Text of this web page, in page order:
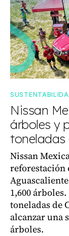
Nissan
árboles y
toneladas
Nissan
reforestación
1,600
toneladas de
alcanzar una
árboles.